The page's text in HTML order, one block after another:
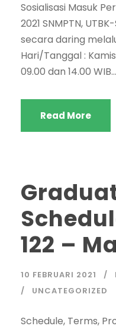
Sosialisasi Masuk
2021 SNMPTN,
secara daring
Hari/Tanggal :
09.00 dan 14.00 WIB...
Read More
122 –
10 FEBRUARI 2021
UNCATEGORIZED
Schedule, Terms,